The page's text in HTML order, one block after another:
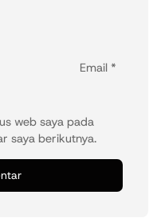
Email *
web saya pada
saya berikutnya.